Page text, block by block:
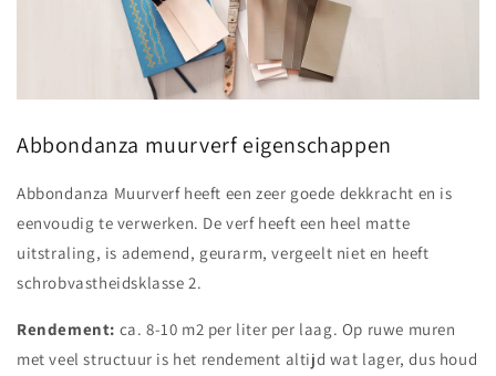
Abbondanza muurverf eigenschappen
Abbondanza Muurverf heeft een zeer goede dekkracht en is
eenvoudig te verwerken. De verf heeft een heel matte
uitstraling, is ademend, geurarm, vergeelt niet en heeft
schrobvastheidsklasse 2.
Rendement: ca. 8-10 m2 per liter per laag. Op ruwe muren
met veel structuur is het rendement altijd wat lager, dus houd